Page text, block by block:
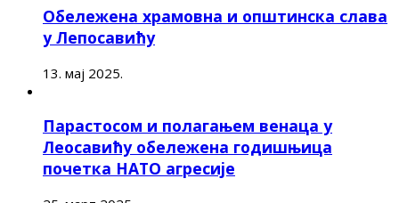
Обележена храмовна и општинска слава
у Лепосавићу
13. мај 2025.
Парастосом и полагањем венаца у
Леосавићу обележена годишњица
почетка НАТО агресије